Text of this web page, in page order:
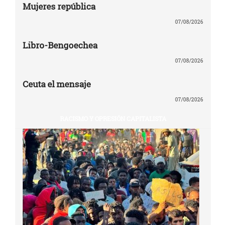
Mujeres república
07/08/2026
Libro-Bengoechea
07/08/2026
Ceuta el mensaje
07/08/2026